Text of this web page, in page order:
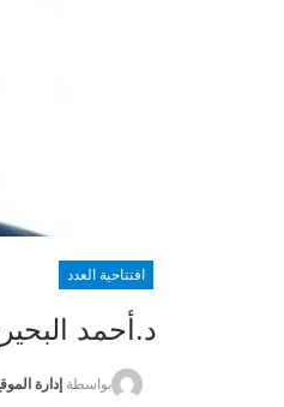
افتتاحية العدد
د.أحمد
بواسطة إدارة